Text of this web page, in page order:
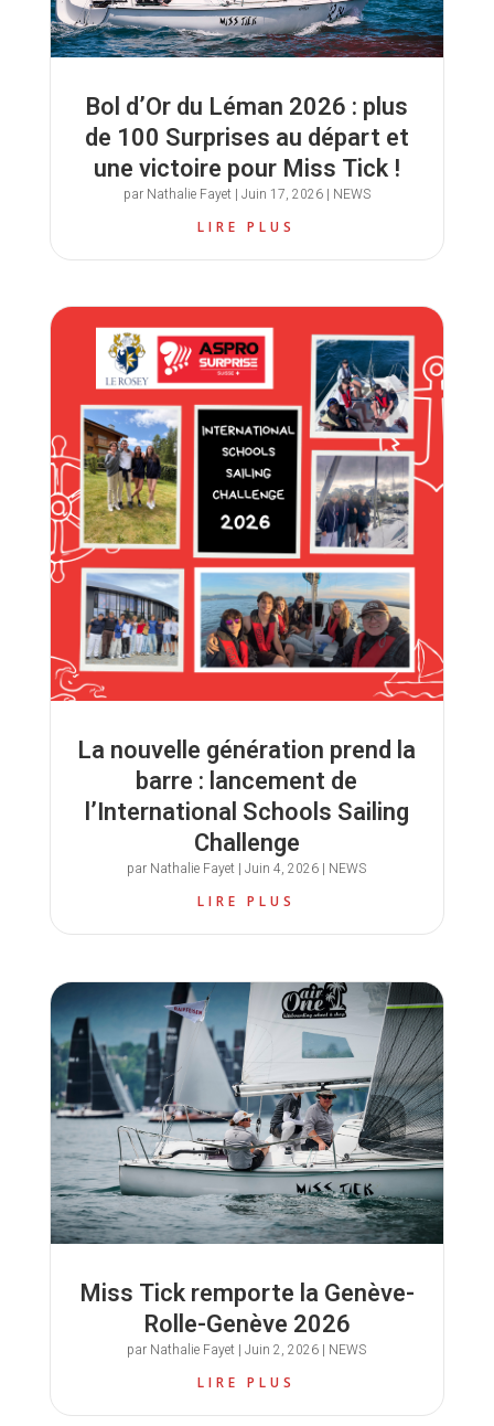
Bol d’Or du Léman 2026 : plus
de 100 Surprises au départ et
une victoire pour Miss Tick !
par Nathalie Fayet| Juin 17, 2026| NEWS
LIRE PLUS
La nouvelle génération prend la
barre : lancement de
l’International Schools Sailing
Challenge
par Nathalie Fayet |Juin 4, 2026 | NEWS
LIRE PLUS
Miss Tick remporte la Genève-
Rolle-Genève 2026
par Nathalie Fayet |Juin 2, 2026 | NEWS
LIRE PLUS